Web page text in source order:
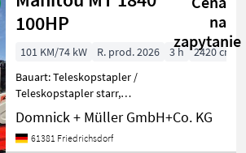
100HP
na
zapytanie
101 KM/74 kW R. prod. 2026 3 h
2420 cm
Bauart: Teleskopstapler /
Teleskopstapler starr,
Tragkraft: 4000kg, Hubhöhe:
17550mm, Bauhöhe:
2500mm, Gabellänge:
Domnick + Müller GmbH+Co. KG
61381 Friedrichsdorf